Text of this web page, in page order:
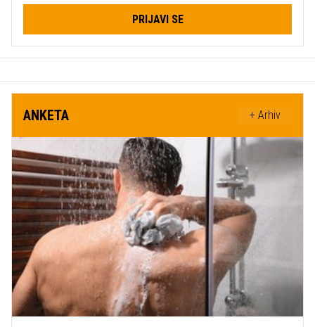
PRIJAVI SE
ANKETA + Arhiv